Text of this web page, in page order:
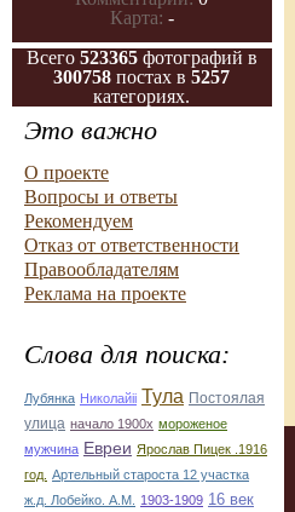
Карта: -
Всего 523365 фотографий в
300758 постах в5257
категориях.
Это важно
О проекте
Вопросы и ответы
Рекомендуем
Отказ от ответственности
Правообладателям
Реклама на проекте
Слова для поиска:
Лубянка Николайii Тула Постоялая
улица начало 1900х мороженое
мужчина Евреи Ярослав Пицек .1916
год. Артельный староста 12 участка
ж.д. Лобейко. А.М.
1903-1909 16 век